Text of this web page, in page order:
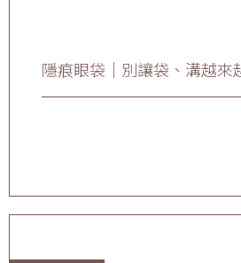
隱痕眼袋｜別讓袋、溝越來